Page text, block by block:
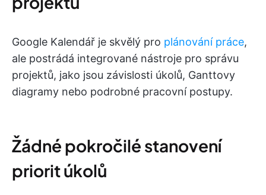
Google Kalendář je skvělý pro plánování práce,
ale postrádá integrované nástroje pro správu
projektů, jako jsou závislosti úkolů, Ganttovy
diagramy nebo podrobné pracovní postupy.
Žádné pokročilé stanovení
priorit úkolů